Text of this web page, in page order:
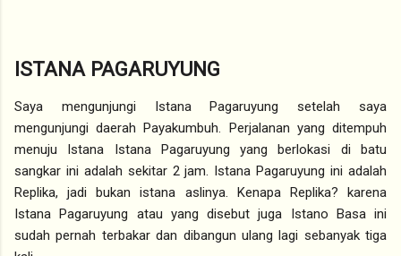
ISTANA PAGARUYUNG
Saya mengunjungi Istana Pagaruyung setelah saya
mengunjungi daerah Payakumbuh. Perjalanan yang ditempuh
menuju Istana Istana Pagaruyung yang berlokasi di batu
sangkar ini adalah sekitar 2 jam. Istana Pagaruyung ini adalah
Replika, jadi bukan istana aslinya. Kenapa Replika? karena
Istana Pagaruyung atau yang disebut juga Istano Basa ini
sudah pernah terbakar dan dibangun ulang lagi sebanyak tiga